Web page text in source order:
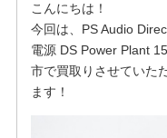
こんにちは！
今回は、PS Audio
電源 DS Power Plant
市で買取りさせていた
ます！